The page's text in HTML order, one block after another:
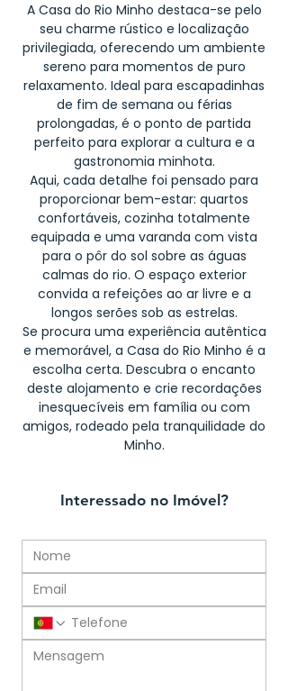
A Casa do Rio Minho destaca-se pelo
seu charme rústico e localização
privilegiada, oferecendo um ambiente
sereno para momentos de puro
relaxamento. Ideal para escapadinhas
de fim de semana ou férias
prolongadas, é o ponto de partida
perfeito para explorar a cultura e a
gastronomia minhota.
Aqui, cada detalhe foi pensado para
proporcionar bem-estar: quartos
confortáveis, cozinha totalmente
equipada e uma varanda com vista
para o pôr do sol sobre as águas
calmas do rio. O espaço exterior
convida a refeições ao ar livre e a
longos serões sob as estrelas.
Se procura uma experiência autêntica
e memorável, a Casa do Rio Minho é a
escolha certa. Descubra o encanto
deste alojamento e crie recordações
inesquecíveis em família ou com
amigos, rodeado pela tranquilidade do
Minho.
Interessado no Imóvel?